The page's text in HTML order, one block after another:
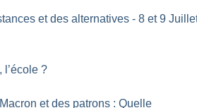
et des alternatives - 8 et 9
l’école ?
et des patrons : Quelle